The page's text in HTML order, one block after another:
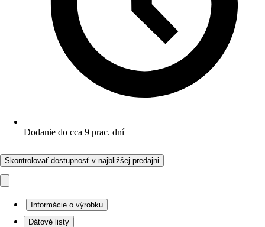
Dodanie do cca 9 prac. dní
Skontrolovať dostupnosť v najbližšej predajni
Informácie o výrobku
Dátové listy